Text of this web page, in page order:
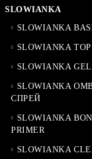
SLOWIANKA
SLOWIANKA
SLOWIANKA TOP
SLOWIANKA
SLOWIANKA
СПРЕЙ
SLOWIANKA
PRIMER
SLOWIANKA